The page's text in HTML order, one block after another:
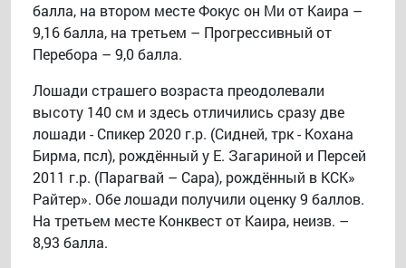
балла, на втором месте Фокус он Ми от Каира –
9,16 балла, на третьем – Прогрессивный от
Перебора – 9,0 балла.
Лошади страшего возраста преодолевали
высоту 140 см и здесь отличились сразу две
лошади - Спикер 2020 г.р. (Сидней, трк - Кохана
Бирма, псл), рождённый у Е. Загариной и Персей
2011 г.р. (Парагвай – Сара), рождённый в КСК»
Райтер». Обе лошади получили оценку 9 баллов.
На третьем месте Конквест от Каира, неизв. –
8,93 балла.